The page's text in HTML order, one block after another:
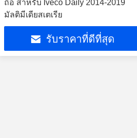
ถือ สําหรับ Iveco Daily 2014-2019
มัลติมีเดียสเตเรีย
รับราคาที่ดีที่สุด